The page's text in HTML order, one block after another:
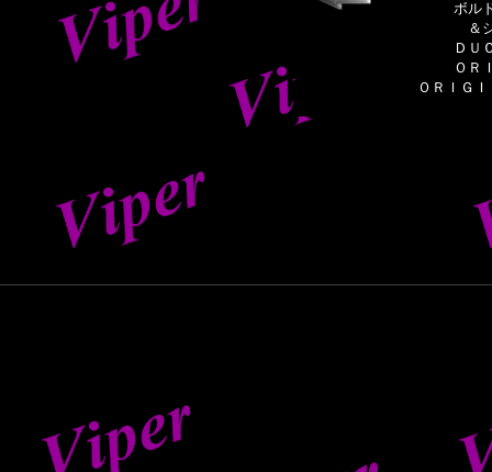
ボル
＆
ＤＵ
ＯＲ
ＯＲＩＧ